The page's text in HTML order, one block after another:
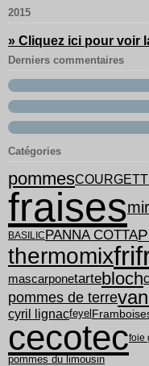
2015
» Cliquez ici pour voir
Derniers commentaires
Catégories
pommes
fraises
BASILICPANNA COTTA
thermomix
mascarponetartebloch
pommes de terre
cyril lignacfeyel
cecotecfoie
pommes du limousin